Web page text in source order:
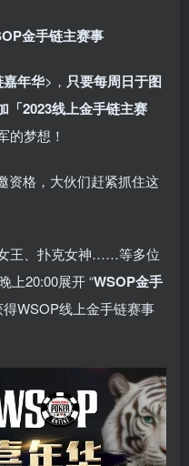
金手链主赛事
年华>， 只要每周日于图
「2023线上金手链主赛
的梦想！
资格，大伙们赶紧抓住这
王、扑克女神……等多位
上20:00展开 “WSOP金手
WSOP线上金手链赛事